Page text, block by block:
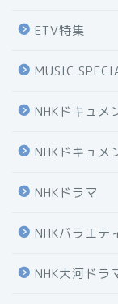
ETV特集
MUSIC
NHKドキュメ
NHKドキュメ
NHKドラマ
NHKバラエテ
NHK大河ドラ